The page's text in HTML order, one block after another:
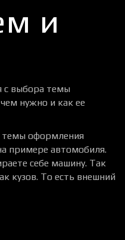
и
с выбора темы
нужно и как ее
темы оформления
примере автомобиля.
себе машину. Так
кузов. То есть внешний